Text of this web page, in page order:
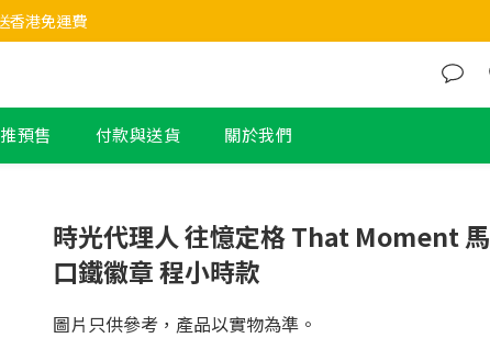
香港免運費
預售 付款與送貨 關於我們
時光代理人 往憶定格 That Moment 馬
口鐵徽章 程小時款
圖片只供參考，產品以實物為準。